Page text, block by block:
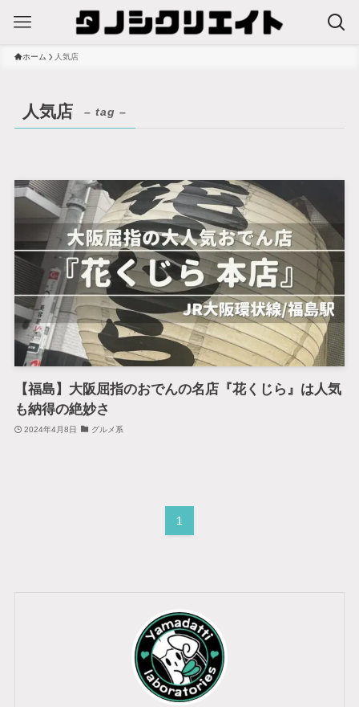
ホーム 人気店
人気店 – tag –
【福島】大阪屈指のおでんの名店『花くじら』は人気
も納得の絶妙さ
2024年4月8日 グルメ系
1